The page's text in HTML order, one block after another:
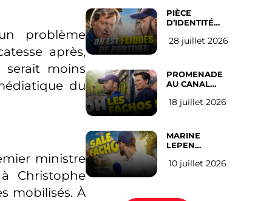
problème
après,
serait moins
du
ministre
Christophe
mobilisés. À
PIÈCE
D’IDENTITÉ
SUR LES
l’avis des
Français
28 juillet 2026
PROMENADE
AU CANAL
(les gauchistes
18 juillet 2026
MARINE
LEPEN
EN 2027 : l’avis
10 juillet 2026